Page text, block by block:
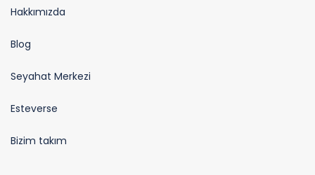
Hakkımızda
Blog
Seyahat Merkezi
Esteverse
Bizim takım